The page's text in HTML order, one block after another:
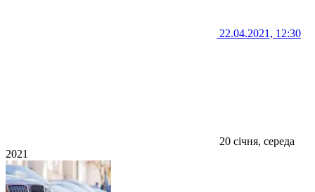
22.04.2021, 12:30
20 січня, середа
2021